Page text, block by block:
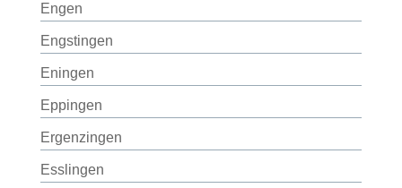
Engen
Engstingen
Eningen
Eppingen
Ergenzingen
Esslingen